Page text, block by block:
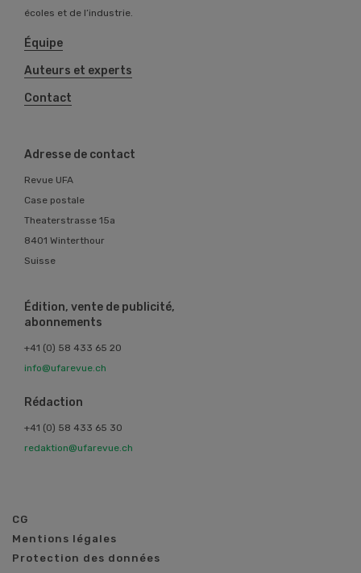
écoles et de l’industrie.
Équipe
Auteurs et experts
Contact
Adresse de contact
Revue UFA
Case postale
Theaterstrasse 15a
8401 Winterthour
Suisse
Édition, vente de publicité,
abonnements
+41 (0) 58 433 65 20
info@ufarevue.ch
Rédaction
+41 (0) 58 433 65 30
redaktion@ufarevue.ch
CG
Mentions légales
Protection des données